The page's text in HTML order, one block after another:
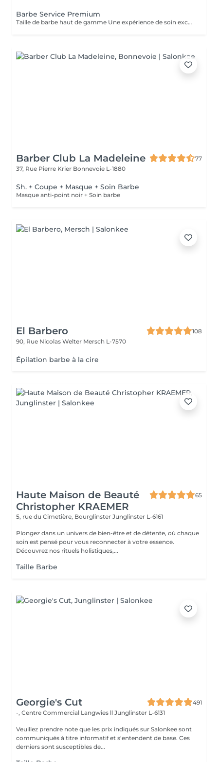
Barbe Service Premium
Taille de barbe haut de gamme Une expérience de soin exceptionnelle. Ce soin comprend la mise en forme et le contour de la barbe, l'application d'une serviette chaude pour un confort optimal, un massage facial relaxant et une finition avec des produits de qualité supérieure, pour un résultat impeccable et un moment de pur bien-être.
Barber Club La Madeleine
77
37, Rue Pierre Krier Bonnevoie L-1880
Sh. + Coupe + Masque + Soin Barbe
Masque anti-point noir + Soin barbe
El Barbero
108
90, Rue Nicolas Welter Mersch L-7570
Épilation barbe à la cire
Haute Maison de Beauté
Christopher KRAEMER
65
5, rue du Cimetière, Bourglinster Junglinster L-6161
Plongez dans un univers de bien-être et de détente, où chaque
soin est pensé pour vous reconnecter à votre essence.
Découvrez nos rituels holistiques,...
Taille Barbe
Georgie's Cut
491
-, Centre Commercial Langwies ll Junglinster L-6131
Veuillez prendre note que les prix indiqués sur Salonkee sont
communiqués à titre informatif et s'entendent de base. Ces
derniers sont susceptibles de...